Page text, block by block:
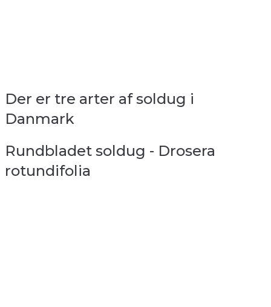
Der er tre arter af soldug i
Danmark
Rundbladet soldug - Drosera
rotundifolia